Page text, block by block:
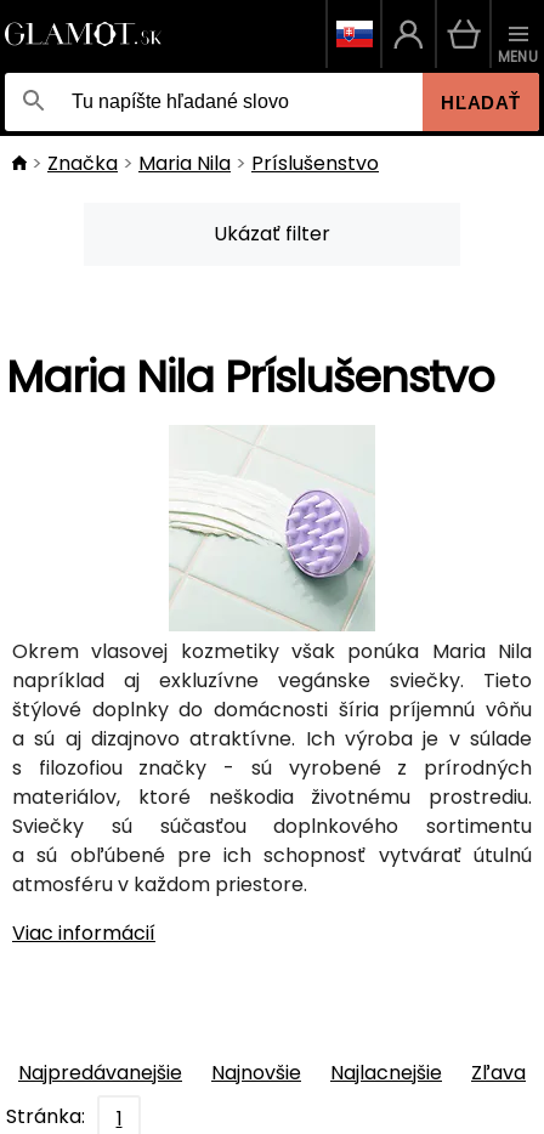
HĽADAŤ
MENU
Značka Maria Nila Príslušenstvo
Ukázať filter
Maria Nila Príslušenstvo
Okrem vlasovej kozmetiky však ponúka Maria Nila
napríklad aj exkluzívne vegánske sviečky. Tieto
štýlové doplnky do domácnosti šíria príjemnú vôňu
a sú aj dizajnovo atraktívne. Ich výroba je v súlade
s filozofiou značky - sú vyrobené z prírodných
materiálov, ktoré neškodia životnému prostrediu.
Sviečky sú súčasťou doplnkového sortimentu
a sú obľúbené pre ich schopnosť vytvárať útulnú
atmosféru v každom priestore.
Viac informácií
Najpredávanejšie Najnovšie Najlacnejšie
Zľava
Stránka:
1